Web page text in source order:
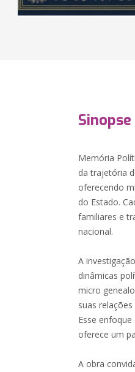
Sinopse
Memória
da trajetória
oferecendo
do Estado.
familiares e
nacional.
A
dinâmicas
micro
suas
Esse
oferece um
A obra